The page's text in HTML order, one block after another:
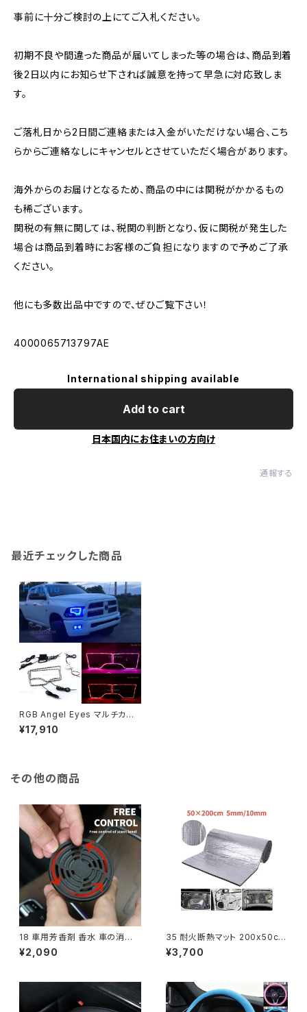
事前に十分ご検討の上にてご入札ください。
初期不良や間違った商品が届いてしまった等の場合は、商品到着
後2日以内にお知らせ下されば誠意を持って早急に対応致しま
す。
ご落札日から2日間ご連絡または入金がいただけない場合、こち
らからご連絡なしにキャンセルとさせていただく場合があります。
海外からのお届けとなるため、商品の中には関税がかかるもの
も稀ございます。
関税の有無に関しては、税関の判断となり、仮に関税が発生した
場合は商品到着時にお客様のご負担になりますので予めご了承
ください。
他にも多数出品中ですので、ぜひご覧下さい！
4000065713797AE
International shipping available
Add to cart
日本国内にお住まいの方向け
通報する
最近チェックした商品
RGB Angel Eyes マルチカラ
ー LED リング Turnning Ligh
t DRL 車のヘッドライト Angel
¥17,910
その他の商品
18 車用芳香剤 香水 車の消臭
剤 缶入り木製ブロック 長持ちす
る自動車用アロマセラピー 家庭
¥2,090
35 耐火断熱マット 200x50cm
音響サーマルマット 防音壁パネ
ル 遮音車デッドニング用
¥3,700